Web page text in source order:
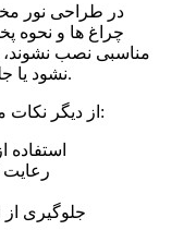
در طراحی نور
چراغ ها و نحوه
مناسبی نصب
نشود یا جلوه نهایی سقف ضعیف به نظر برسد.
از دیگر نکات مهم می توان به موارد زیر اشاره کرد:
استفاده
جلوگیری